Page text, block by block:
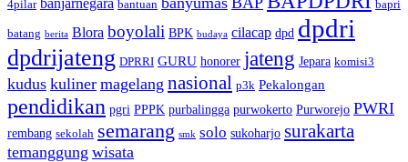
4pilar bantuan bapri
batang berita Blora boyolali BPK budaya cilacap dpd dpdri
dpdrijateng DPRRI GURU honorer jateng Jepara komisi3
kudus kuliner magelang nasional p3k Pekalongan
pendidikan pgri PPPK purbalingga purwokerto Purworejo PWRI
rembang sekolah semarang smk solo sukoharjo surakarta
temanggung wisata